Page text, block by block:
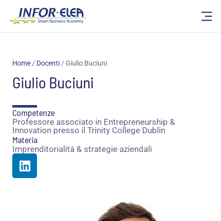
Home/ Docenti/Giulio Buciuni
Giulio Buciuni
Competenze
Professore associato in Entrepreneurship &
Innovation presso il Trinity College Dublin
Materia
Imprenditorialità & strategie aziendali
L
i